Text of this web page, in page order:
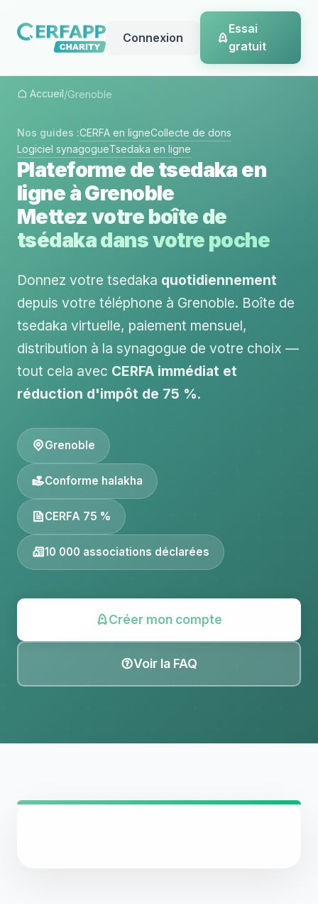
Connexion
Essai
gratuit
Accueil/Grenoble
Nos guides :CERFA en ligneCollecte de dons
Logiciel synagogueTsedaka en ligne
Plateforme de tsedaka en
ligne à Grenoble
Mettez votre boîte de
tsédaka dans votre poche
Donnez votre tsedaka quotidiennement
depuis votre téléphone à Grenoble. Boîte de
tsedaka virtuelle, paiement mensuel,
distribution à la synagogue de votre choix —
tout cela avec CERFA immédiat et
réduction d'impôt de 75 %.
Grenoble
Conforme halakha
CERFA 75 %
10 000 associations déclarées
Créer mon compte
Voir la FAQ